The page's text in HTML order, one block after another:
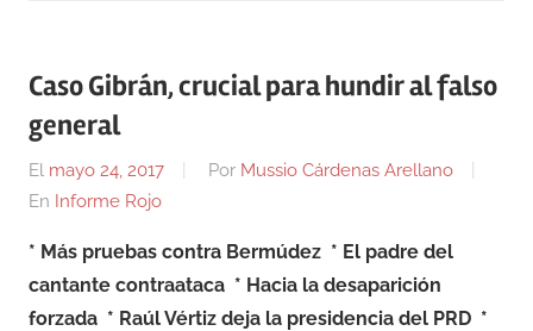
Caso Gibrán, crucial para hundir al falso
general
El mayo 24, 2017 Por Mussio Cárdenas Arellano
En Informe Rojo
* Más pruebas contra Bermúdez * El padre del
cantante contraataca * Hacia la desaparición
forzada * Raúl Vértiz deja la presidencia del PRD *